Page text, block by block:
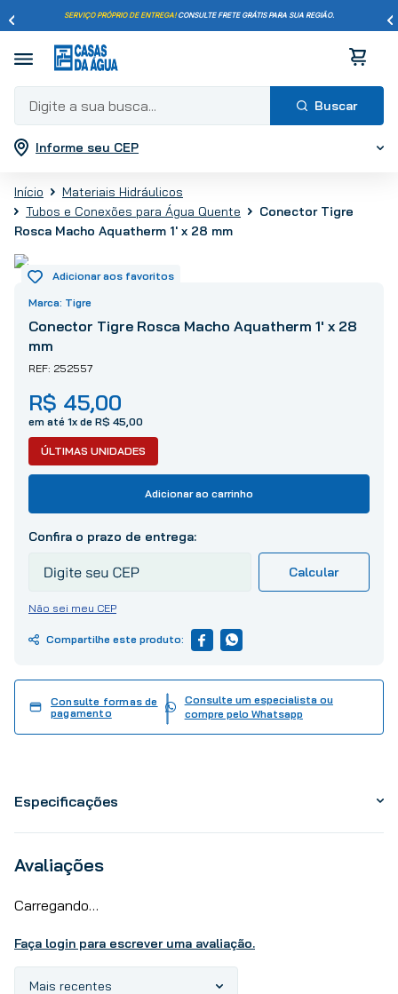
SERVIÇO PRÓPRIO DE ENTREGA!CONSULTE FRETE GRÁTIS PARA SUA REGIÃO.
Digite a sua busca...
Informe seu CEP
Materiais Hidráulicos
Tubos e Conexões para Água Quente
Conector Tigre
Rosca Macho Aquatherm 1' x 28 mm
Tigre
Conector Tigre Rosca Macho Aquatherm 1' x 28
mm
252557
R$ 45,00
em até 1x de R$ 45 00
ÚLTIMAS UNIDADES
Adicionar ao carrinho
Não sei meu CEP
Consulte formas de
pagamento
Consulte um especialista ou
compre pelo Whatsapp
Especificações
Avaliações
Carregando…
Faça login para escrever uma avaliação.
Mais recentes
Termos mais buscados
2
porcelanato
3º
piso
5
º
vaso sanitário
6º
torneira
7º
cimento
8º
10º tinta